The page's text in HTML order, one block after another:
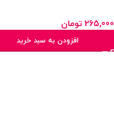
265,000 تومان
افزودن به سبد خرید